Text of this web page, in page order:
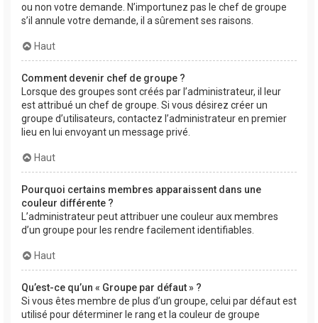
ou non votre demande. N’importunez pas le chef de groupe
s’il annule votre demande, il a sûrement ses raisons.
Haut
Comment devenir chef de groupe ?
Lorsque des groupes sont créés par l’administrateur, il leur
est attribué un chef de groupe. Si vous désirez créer un
groupe d’utilisateurs, contactez l’administrateur en premier
lieu en lui envoyant un message privé.
Haut
Pourquoi certains membres apparaissent dans une
couleur différente ?
L’administrateur peut attribuer une couleur aux membres
d’un groupe pour les rendre facilement identifiables.
Haut
Qu’est-ce qu’un « Groupe par défaut » ?
Si vous êtes membre de plus d’un groupe, celui par défaut est
utilisé pour déterminer le rang et la couleur de groupe